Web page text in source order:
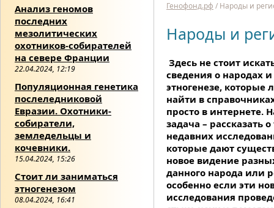
Анализ геномов
последних
мезолитических
охотников-собирателей
на севере Франции
22.04.2024, 12:19
Популяционная генетика
послеледниковой
Евразии. Охотники-
собиратели,
земледельцы и
кочевники.
15.04.2024, 15:26
Стоит ли заниматься
этногенезом
08.04.2024, 16:41
Генофонд.рф / Народы и
Народы и
Здесь не стоит
сведения о народах
этногенезе, которые
найти в
просто в интернете.
задача – рассказать о
недавних
которые дают
новое видение
данного народа или
особенно если эти
исследования